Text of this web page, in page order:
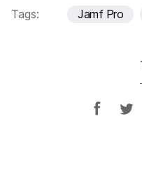
Tags: Jamf Pro